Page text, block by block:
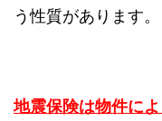
う性質があります。
地震保険は物件に